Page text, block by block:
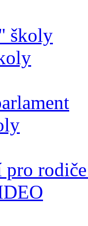
školy
pro